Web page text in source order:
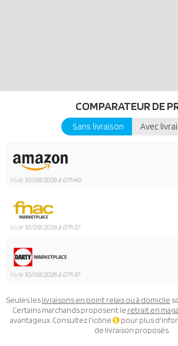
COMPARATEUR DE
Sans livraison Avec
Vu le 10/08/2026 à 07h40
Vu le 10/08/2026 à 07h37
Vu le 10/08/2026 à 07h37
Seules leslivraisons en point relais ou à domicile
Certains marchands proposent le retrait en
avantageux. Consultez l'icône
pour plus
de livraison proposés.